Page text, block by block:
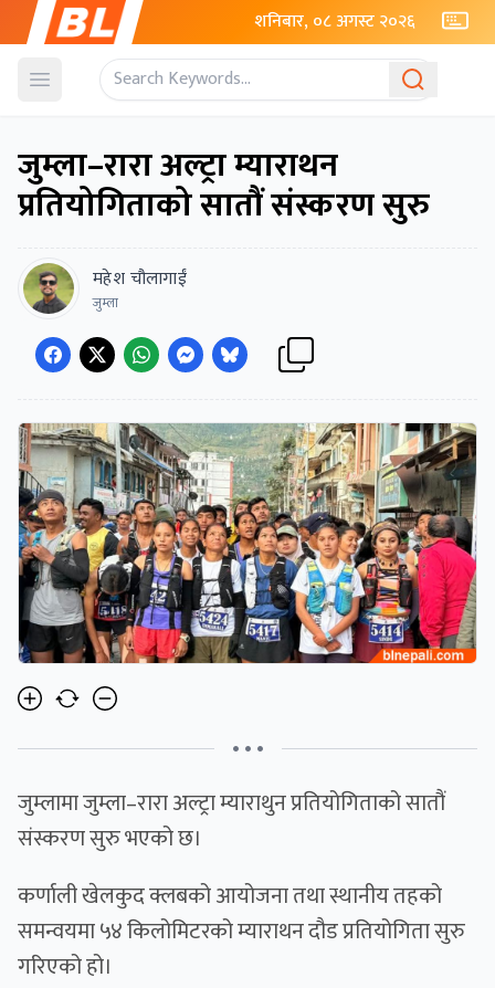
शनिबार, ०८ अगस्ट २०२६
Open menu
जुम्ला–रारा अल्ट्रा म्याराथन
प्रतियोगिताको सातौं संस्करण सुरु
महेश चौलागाईं
जुम्ला
• • •
जुम्लामा जुम्ला–रारा अल्ट्रा म्याराथुन प्रतियोगिताको सातौं
संस्करण सुरु भएको छ।
कर्णाली खेलकुद क्लबको आयोजना तथा स्थानीय तहको
समन्वयमा ५४ किलोमिटरको म्याराथन दौड प्रतियोगिता सुरु
गरिएको हो।